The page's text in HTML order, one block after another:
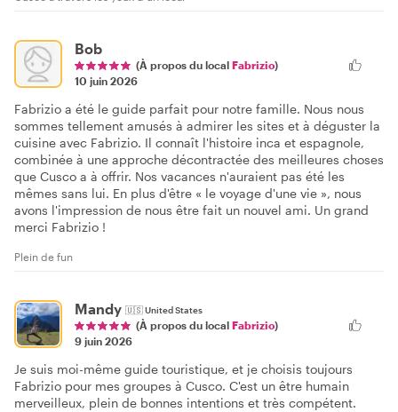
Bob
(À propos du local Fabrizio)
10 juin 2026
Fabrizio a été le guide parfait pour notre famille. Nous nous
sommes tellement amusés à admirer les sites et à déguster la
cuisine avec Fabrizio. Il connaît l'histoire inca et espagnole,
combinée à une approche décontractée des meilleures choses
que Cusco a à offrir. Nos vacances n'auraient pas été les
mêmes sans lui. En plus d'être « le voyage d'une vie », nous
avons l'impression de nous être fait un nouvel ami. Un grand
merci Fabrizio !
Plein de fun
Mandy 🇺🇸United States
(À propos du local Fabrizio)
9 juin 2026
Je suis moi-même guide touristique, et je choisis toujours
Fabrizio pour mes groupes à Cusco. C'est un être humain
merveilleux, plein de bonnes intentions et très compétent.